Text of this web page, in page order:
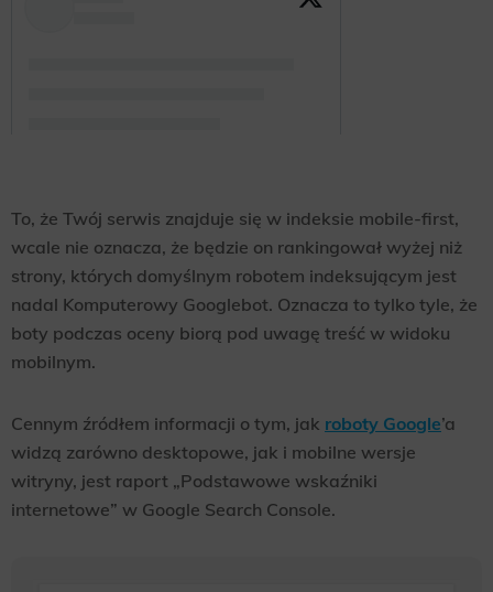
To, że Twój serwis znajduje się w indeksie mobile-first,
wcale nie oznacza, że będzie on rankingował wyżej niż
strony, których domyślnym robotem indeksującym jest
nadal Komputerowy Googlebot. Oznacza to tylko tyle, że
boty podczas oceny biorą pod uwagę treść w widoku
mobilnym.
Cennym źródłem informacji o tym, jak roboty Google’a
widzą zarówno desktopowe, jak i mobilne wersje
witryny, jest raport „Podstawowe wskaźniki
internetowe” w Google Search Console.